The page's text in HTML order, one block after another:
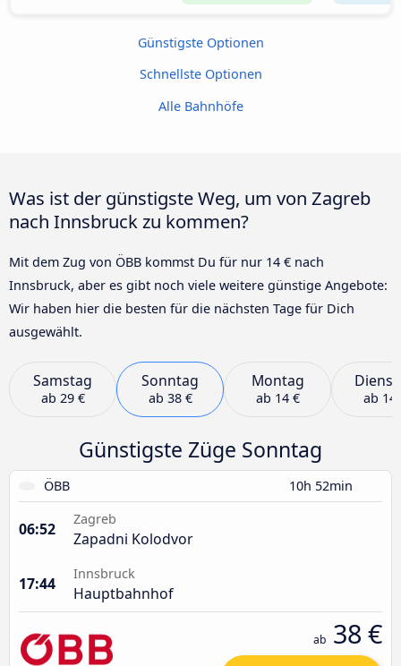
Günstigste Optionen
Schnellste Optionen
Alle Bahnhöfe
Was ist der günstigste Weg, um von Zagreb
nach Innsbruck zu kommen?
Mit dem Zug von ÖBB kommst Du für nur 14 € nach
Innsbruck, aber es gibt noch viele weitere günstige Angebote:
Wir haben hier die besten für die nächsten Tage für Dich
ausgewählt.
Samstag
ab 29 €
Sonntag
ab 38 €
Montag
ab 14 € ab 14
Günstigste Züge Sonntag
ÖBB 10h 52min
06:52
Zagreb
Zapadni Kolodvor
17:44
Innsbruck
Hauptbahnhof
ab 38 €